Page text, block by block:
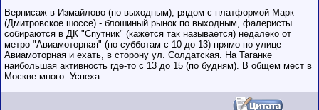
Вернисаж в Измайлово (по выходным), рядом с платформой Марк
(Дмитровское шоссе) - блошиный рынок по выходным, фалеристы
собираются в ДК "Спутник" (кажется так называется) недалеко от
метро "Авиамоторная" (по субботам с 10 до 13) прямо по улице
Авиамоторная и ехать, в сторону ул. Солдатская. На Таганке
наибольшая активность где-то с 13 до 15 (по будням). В общем мест в
Москве много. Успеха.